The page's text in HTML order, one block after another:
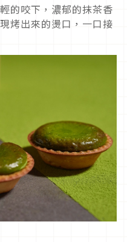
的咬下，濃郁的抹茶香
烤出來的燙口，一口接